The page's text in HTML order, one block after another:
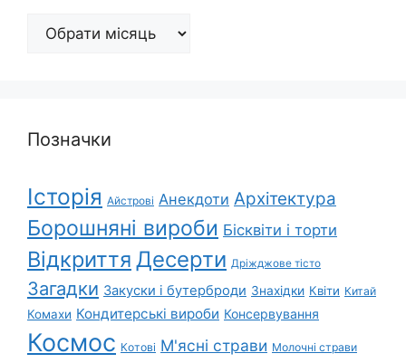
Архіви
Позначки
Історія Айстрові Анекдоти Архітектура
Борошняні вироби Бісквіти і торти
Відкриття Десерти Дріжджове тісто
Загадки Закуски і бутерброди Знахідки Квіти Китай
Комахи Кондитерські вироби Консервування
Космос Котові М'ясні страви Молочні страви